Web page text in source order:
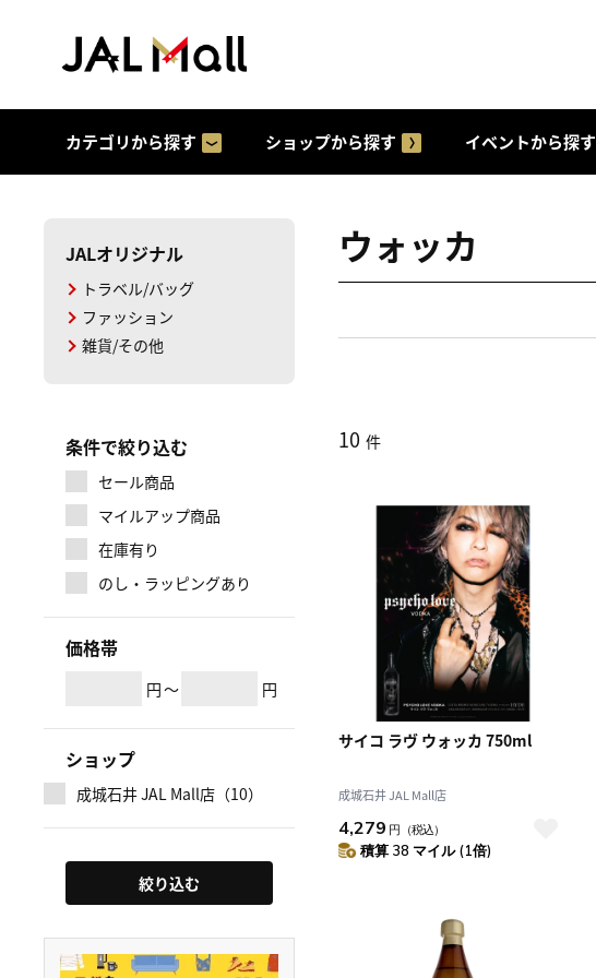
カテゴリから探す ショップから探す イベントから探す
JALオリジナル
トラベル/バッグ
ファッション
雑貨/その他
マイルアップ商品
条件で絞り込む
セール商品
在庫有り
のし・ラッピングあり
価格帯
円～ 円
ショップ
成城石井 JAL Mall店（10）
絞り込む
ウォッカ
10 件
サイコ ラヴ ウォッカ 750ml
成城石井 JAL Mall店
4,279 円 （税込）
積算 38 マイル (1倍)